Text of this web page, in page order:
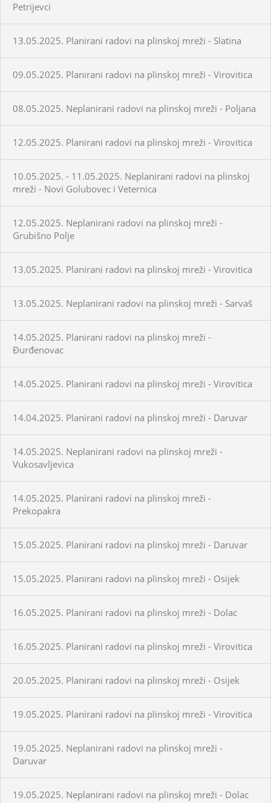
Petrijevci
13.05.2025. Planirani radovi na plinskoj mreži - Slatina
09.05.2025. Planirani radovi na plinskoj mreži - Virovitica
08.05.2025. Neplanirani radovi na plinskoj mreži - Poljana
12.05.2025. Planirani radovi na plinskoj mreži - Virovitica
10.05.2025. - 11.05.2025. Neplanirani radovi na plinskoj
mreži - Novi Golubovec i Veternica
12.05.2025. Neplanirani radovi na plinskoj mreži -
Grubišno Polje
13.05.2025. Planirani radovi na plinskoj mreži - Virovitica
13.05.2025. Neplanirani radovi na plinskoj mreži - Sarvaš
14.05.2025. Planirani radovi na plinskoj mreži -
Đurđenovac
14.05.2025. Planirani radovi na plinskoj mreži - Virovitica
14.04.2025. Planirani radovi na plinskoj mreži - Daruvar
14.05.2025. Neplanirani radovi na plinskoj mreži -
Vukosavljevica
14.05.2025. Planirani radovi na plinskoj mreži -
Prekopakra
15.05.2025. Planirani radovi na plinskoj mreži - Daruvar
15.05.2025. Planirani radovi na plinskoj mreži - Osijek
16.05.2025. Planirani radovi na plinskoj mreži - Dolac
16.05.2025. Planirani radovi na plinskoj mreži - Virovitica
20.05.2025. Planirani radovi na plinskoj mreži - Osijek
19.05.2025. Planirani radovi na plinskoj mreži - Virovitica
19.05.2025. Neplanirani radovi na plinskoj mreži -
Daruvar
19.05.2025. Neplanirani radovi na plinskoj mreži - Dolac